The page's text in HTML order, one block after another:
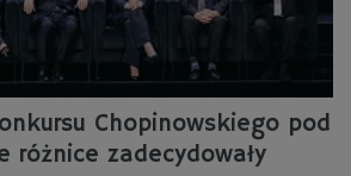
Chopinowskiego pod
różnice zadecydowały